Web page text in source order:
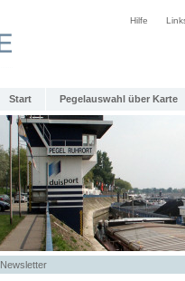
Hilfe
Start Pegelauswahl über Karte
Newsletter